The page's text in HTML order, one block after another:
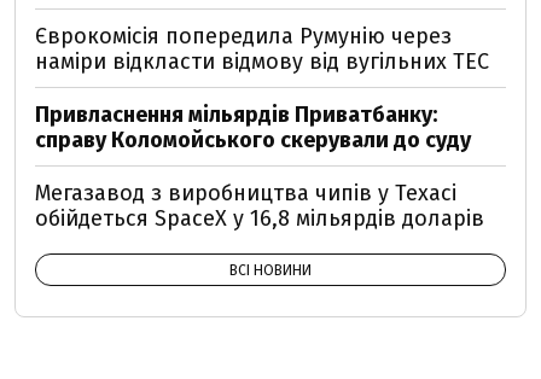
Єврокомісія попередила Румунію через
наміри відкласти відмову від вугільних ТЕС
Привласнення мільярдів Приватбанку:
справу Коломойського скерували до суду
Мегазавод з виробництва чипів у Техасі
обійдеться SpaceX у 16,8 мільярдів доларів
ВСІ НОВИНИ